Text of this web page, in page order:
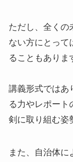
ただし、全くの
ない方にとって
ることもありま
講義形式ではあ
る力やレポート
剣に取り組む姿
また、自治体